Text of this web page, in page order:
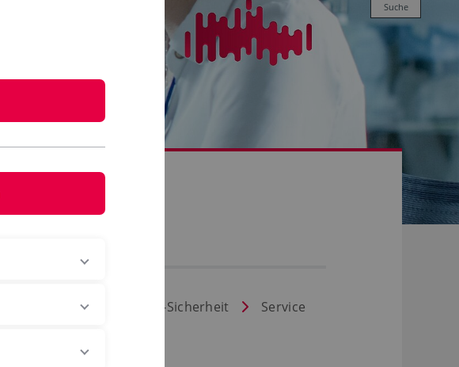
Suche
Mathematik und IT-Sicherheit Service